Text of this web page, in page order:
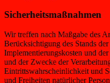
Sicherheitsmaßnahmen
Wir treffen nach Maßgabe des
Berücksichtigung des Stands
Implementierungskosten und
und der Zwecke der
Eintrittswahrscheinlichkeit und
und Freiheiten natürlicher